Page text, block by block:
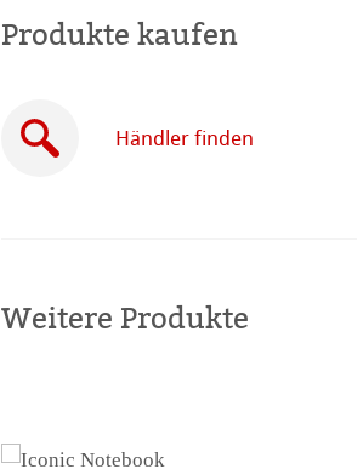
Tochtergesellschaften
Produkte kaufen
Händler finden
Weitere Produkte